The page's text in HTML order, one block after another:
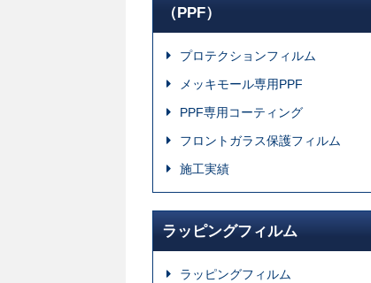
（PPF）
プロテクションフィルム
メッキモール専用PPF
PPF専用コーティング
フロントガラス保護フィルム
施工実績
ラッピングフィルム
ラッピングフィルム